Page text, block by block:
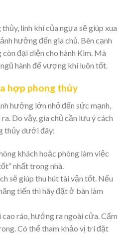
linh khí của ngựa sẽ giúp xua
hưởng đến gia chủ. Bên cạnh
đại diện cho hành Kim. Mà
hành để vượng khí luôn tốt.
hợp phong thủy
hưởng lớn nhỏ đến sức mạnh,
Do vậy, gia chủ cần lưu ý cách
thủy dưới đây:
khách hoặc phòng làm việc
nhất trong nhà.
sẽ giúp thu hút tài vận tốt. Nếu
tiến thì hãy đặt ở bàn làm
ráo, hướng ra ngoài cửa. Cấm
Có thể tham khảo vị trí đặt